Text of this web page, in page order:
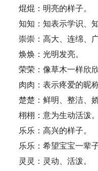
焜焜：明亮的样子。
知知：知表示学识、
崇崇：高大、连绵、
焕焕：光明发亮。
荣荣：像草木一样欣
肉肉：表示疼爱的昵称
楚楚：鲜明、整洁、
栩栩：意为生动活泼。
乐乐：高兴的样子。
乐乐：希望宝宝一辈
灵灵：灵动、活泼。